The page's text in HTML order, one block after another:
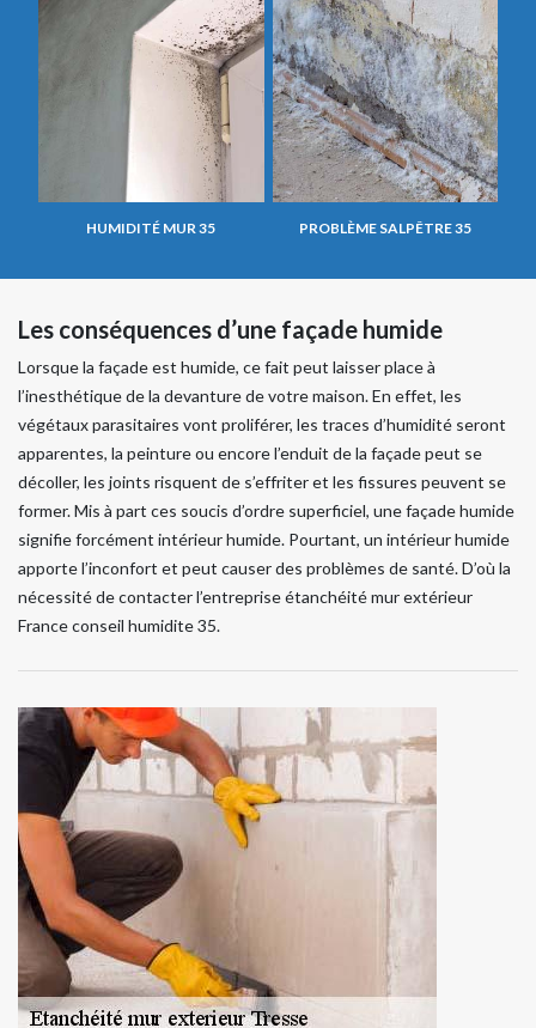
HUMIDITÉ MUR 35 PROBLÈME SALPÊTRE 35
Les conséquences d’une façade humide
Lorsque la façade est humide, ce fait peut laisser place à
l’inesthétique de la devanture de votre maison. En effet, les
végétaux parasitaires vont proliférer, les traces d’humidité seront
apparentes, la peinture ou encore l’enduit de la façade peut se
décoller, les joints risquent de s’effriter et les fissures peuvent se
former. Mis à part ces soucis d’ordre superficiel, une façade humide
signifie forcément intérieur humide. Pourtant, un intérieur humide
apporte l’inconfort et peut causer des problèmes de santé. D’où la
nécessité de contacter l’entreprise étanchéité mur extérieur
France conseil humidite 35.